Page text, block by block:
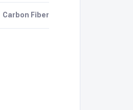
Carbon Fiber